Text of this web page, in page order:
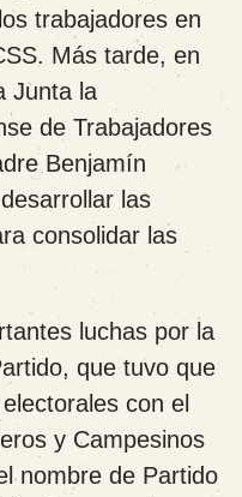
trabajadores en
Más tarde, en
Junta la
de Trabajadores
Benjamín
las
consolidar las
luchas por la
que tuvo que
con el
y Campesinos
nombre de Partido